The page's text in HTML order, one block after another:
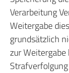
Verarbeitung
Weitergabe
grundsätzlich
zur